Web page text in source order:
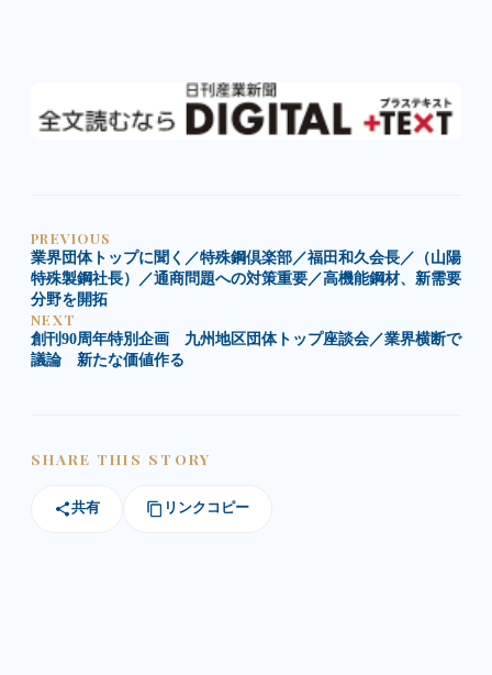
PREVIOUS
業界団体トップに聞く／特殊鋼倶楽部／福田和久会長／（山陽
特殊製鋼社長）／通商問題への対策重要／高機能鋼材、新需要
分野を開拓
NEXT
創刊90周年特別企画 九州地区団体トップ座談会／業界横断で
議論 新たな価値作る
SHARE THIS STORY
共有 リンクコピー